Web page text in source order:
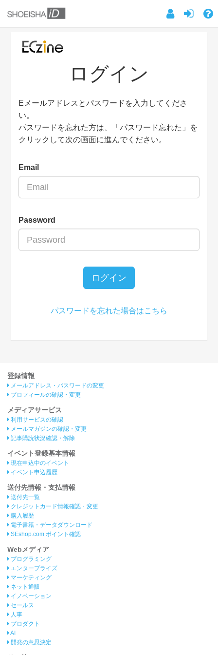
ログイン
Eメールアドレスとパスワードを入力してくださ
い。
パスワードを忘れた方は、「パスワード忘れた」を
クリックして次の画面に進んでください。
Email
Password
ログイン
パスワードを忘れた場合はこちら
登録情報
メールアドレス・パスワードの変更
プロフィールの確認・変更
メディアサービス
利用サービスの確認
メールマガジンの確認・変更
記事購読状況確認・解除
イベント登録基本情報
現在申込中のイベント
イベント申込履歴
送付先情報・支払情報
送付先一覧
クレジットカード情報確認・変更
購入履歴
電子書籍・データダウンロード
SEshop.com ポイント確認
Webメディア
プログラミング
エンタープライズ
マーケティング
ネット通販
イノベーション
セールス
人事
プロダクト
AI
開発の意思決定